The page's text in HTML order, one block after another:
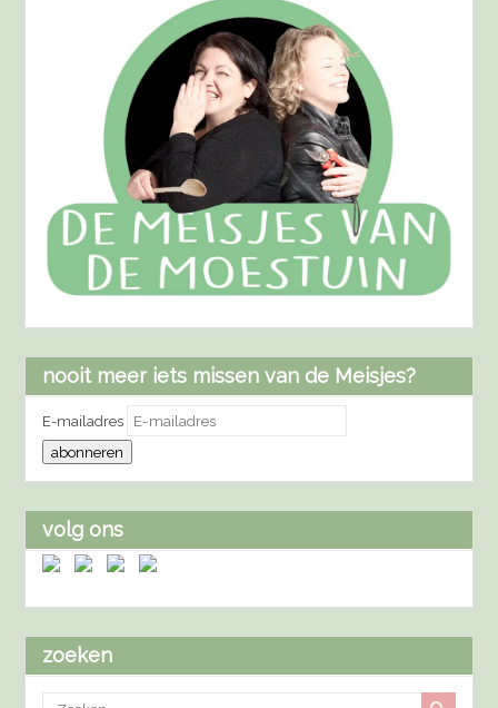
nooit meer iets missen van de Meisjes?
E-mailadres
abonneren
volg ons
zoeken